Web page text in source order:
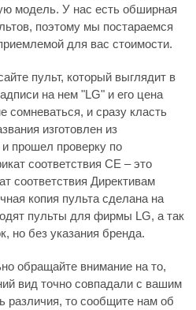
модель. У нас есть обширная
поэтому мы постараемся
для вас стоимости.
пульт, который выглядит в
на нем "LG" и его цена
сомневаться, и сразу класть
изготовлен из
прошел проверку по
соответствия СЕ – это
соответствия Директивам
копия пульта сделана на
пульты для фирмы LG, а так
но без указания бренда.
обращайте внимание на то,
вид точно совпадали с вашим
различия, то сообщите нам об